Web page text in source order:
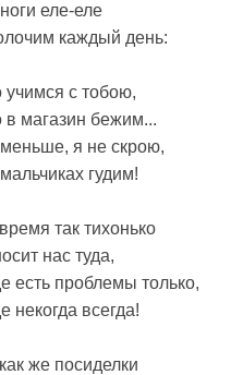
еле-еле
каждый день:
учимся с тобою,
в магазин бежим...
я не скрою,
гудим!
так тихонько
нас туда,
есть проблемы только,
некогда всегда!
же посиделки